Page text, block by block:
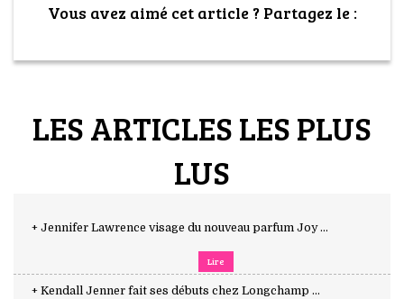
Vous avez aimé cet article ? Partagez le :
LES ARTICLES LES PLUS
LUS
+ Jennifer Lawrence visage du nouveau parfum Joy ...
Lire
+ Kendall Jenner fait ses débuts chez Longchamp ...